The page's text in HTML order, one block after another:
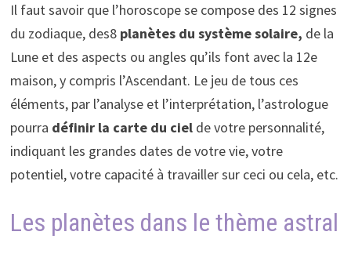
Il faut savoir que l’horoscope se compose des 12 signes
du zodiaque, des8 planètes du système solaire, de la
Lune et des aspects ou angles qu’ils font avec la 12e
maison, y compris l’Ascendant. Le jeu de tous ces
éléments, par l’analyse et l’interprétation, l’astrologue
pourra définir la carte du ciel de votre personnalité,
indiquant les grandes dates de votre vie, votre
potentiel, votre capacité à travailler sur ceci ou cela, etc.
Les planètes dans le thème astral